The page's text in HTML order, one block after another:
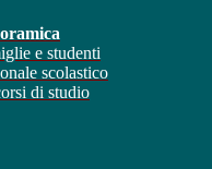
e studenti
scolastico
di studio